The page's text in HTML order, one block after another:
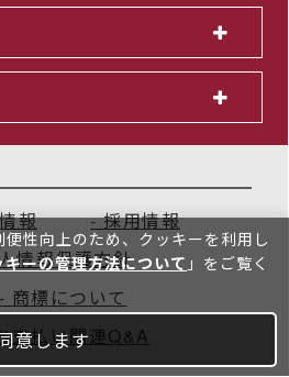
報
採用情報
情報保護方針
商標について
支払い関連Q&A
性向上のため、クッキーを利⽤し
キーの管理方法について 」をご覧く
意します